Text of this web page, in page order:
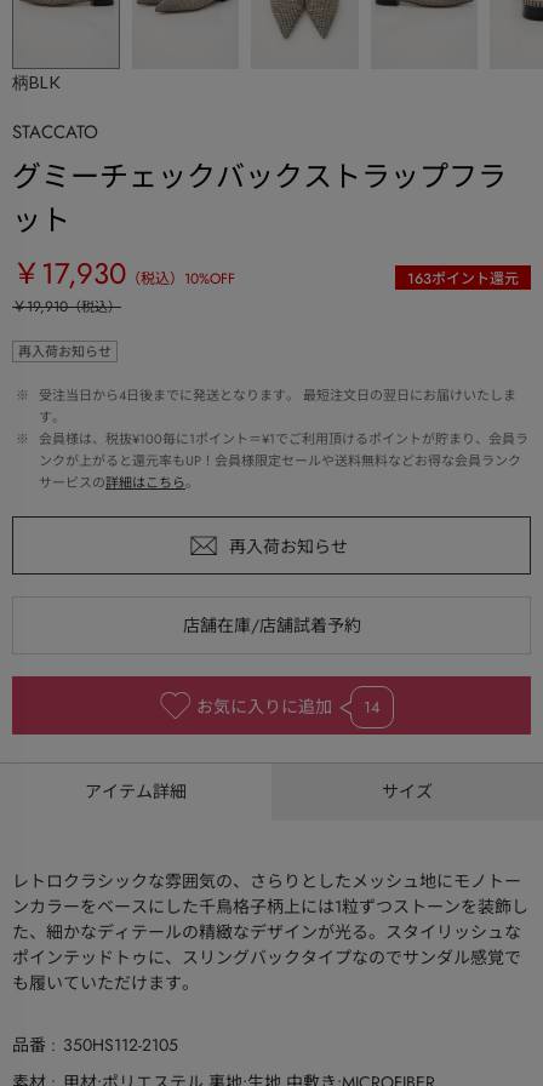
柄BLK
STACCATO
グミーチェックバックストラップフラ
ット
￥17,930 （税込） 10%OFF 163ポイント還元
￥19,910（税込）
再入荷お知らせ
※
受注当日から4日後までに発送となります。 最短注文日の翌日にお届けいたしま
す。
※
会員様は、税抜¥100毎に1ポイント＝¥1でご利用頂けるポイントが貯まり、会員ラ
ンクが上がると還元率もUP！会員様限定セールや送料無料などお得な会員ランク
サービスの詳細はこちら。
お気に入りに追加 14
アイテム詳細 サイズ
レトロクラシックな雰囲気の、さらりとしたメッシュ地にモノトー
ンカラーをベースにした千鳥格子柄上には1粒ずつストーンを装飾し
た、細かなディテールの精緻なデザインが光る。スタイリッシュな
ポインテッドトゥに、スリングバックタイプなのでサンダル感覚で
も履いていただけます。
品番
350HS112-2105